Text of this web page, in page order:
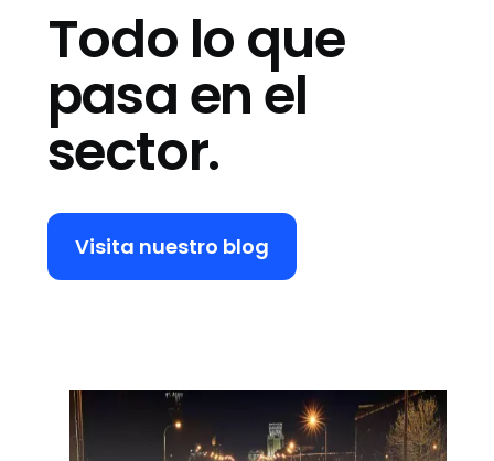
Todo lo que
pasa en el
sector.
Visita nuestro blog